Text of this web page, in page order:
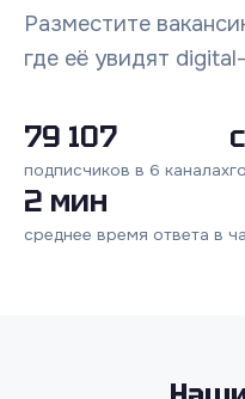
Разместите
где её увидят
79 107
подписчиков в 6 каналах
2 мин
среднее время ответа в